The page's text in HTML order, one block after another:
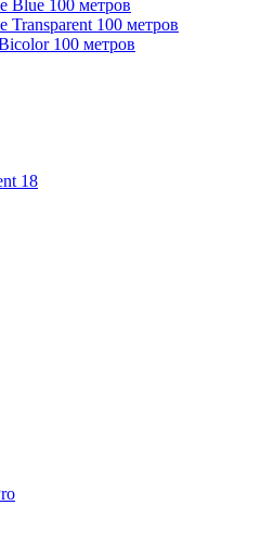
Blue 100 метров
Transparent 100 метров
100 метров
18